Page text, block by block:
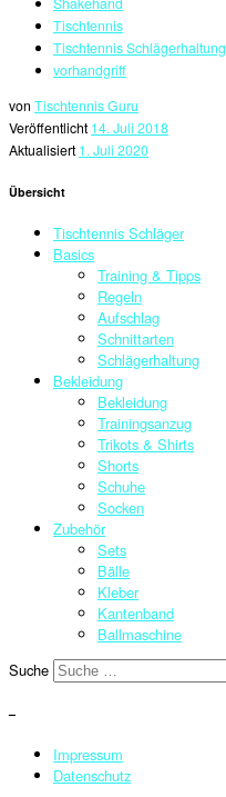
Tischtennis
Tischtennis Schlägerhaltung
vorhandgriff
von Tischtennis Guru
Veröffentlicht 14. Juli 2018
Aktualisiert 1. Juli 2020
Übersicht
Tischtennis Schläger
Basics
Training & Tipps
Regeln
Aufschlag
Schnittarten
Schlägerhaltung
Bekleidung
Bekleidung
Trainingsanzug
Trikots & Shirts
Shorts
Schuhe
Socken
Zubehör
Sets
Bälle
Kleber
Kantenband
Ballmaschine
Suche
–
Impressum
Datenschutz